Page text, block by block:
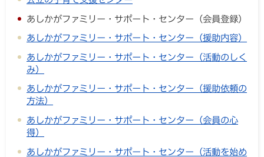
あしかがファミリー・サポート・センター（会員登録）
あしかがファミリー・サポート・センター（援助内容）
あしかがファミリー・サポート・センター（活動のしく
み）
あしかがファミリー・サポート・センター（援助依頼の
方法）
あしかがファミリー・サポート・センター（会員の心
得）
あしかがファミリー・サポート・センター（活動を始め